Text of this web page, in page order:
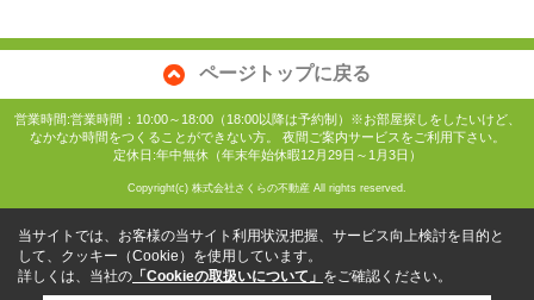
ページトップに戻る
営業時間:営業時間：10:00～18:00（18:00以降は予約制）※お部屋探しをしたいけど、
なかなか時間をつくることができない方。 夜間ご案内サービスをご利用下さい。
定休日:年中無休（年末年始休暇12月29日～1月3日）
Copyright(c) 株式会社さくらの不動産 All rights reserved.
当サイトでは、お客様の当サイト利用状況把握、サービス向上検討を目的と
して、クッキー（Cookie）を使用しています。
詳しくは、当社の 「Cookieの取扱いについて」 をご確認ください。